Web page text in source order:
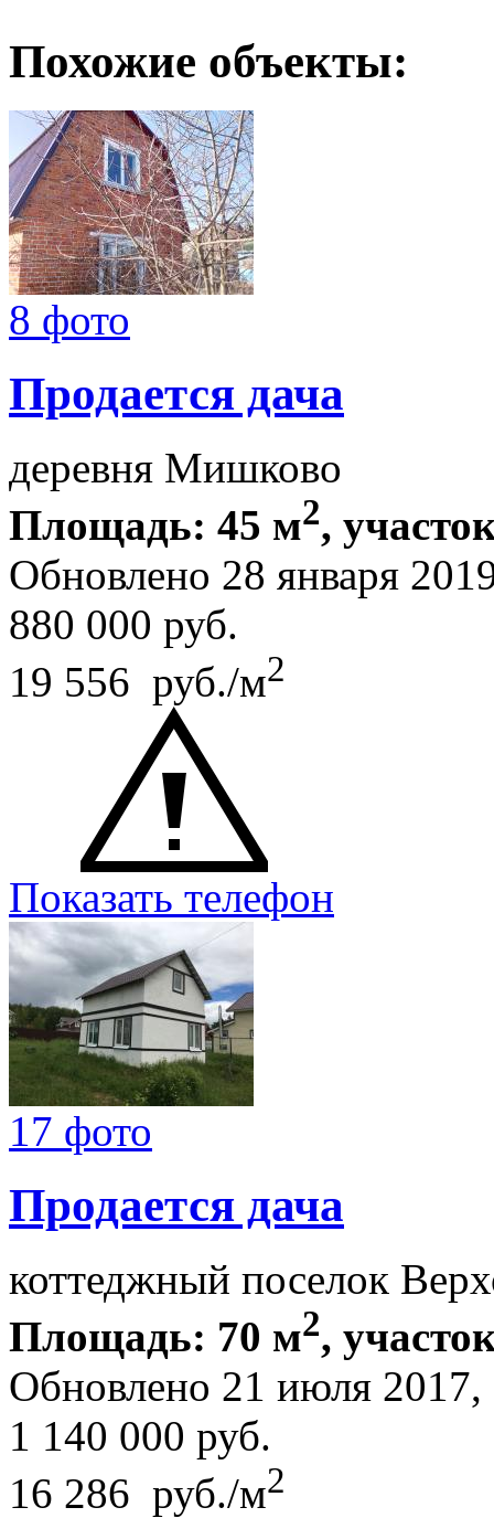
Похожие объекты:
8 фото
Продается дача
деревня Мишково
Площадь: 45 м2,
Обновлено 28 января
880 000 руб.
19 556 руб./м2
Показать телефон
17 фото
Продается дача
коттеджный поселок
Площадь: 70 м2,
Обновлено 21 июля
1 140 000 руб.
16 286 руб./м2